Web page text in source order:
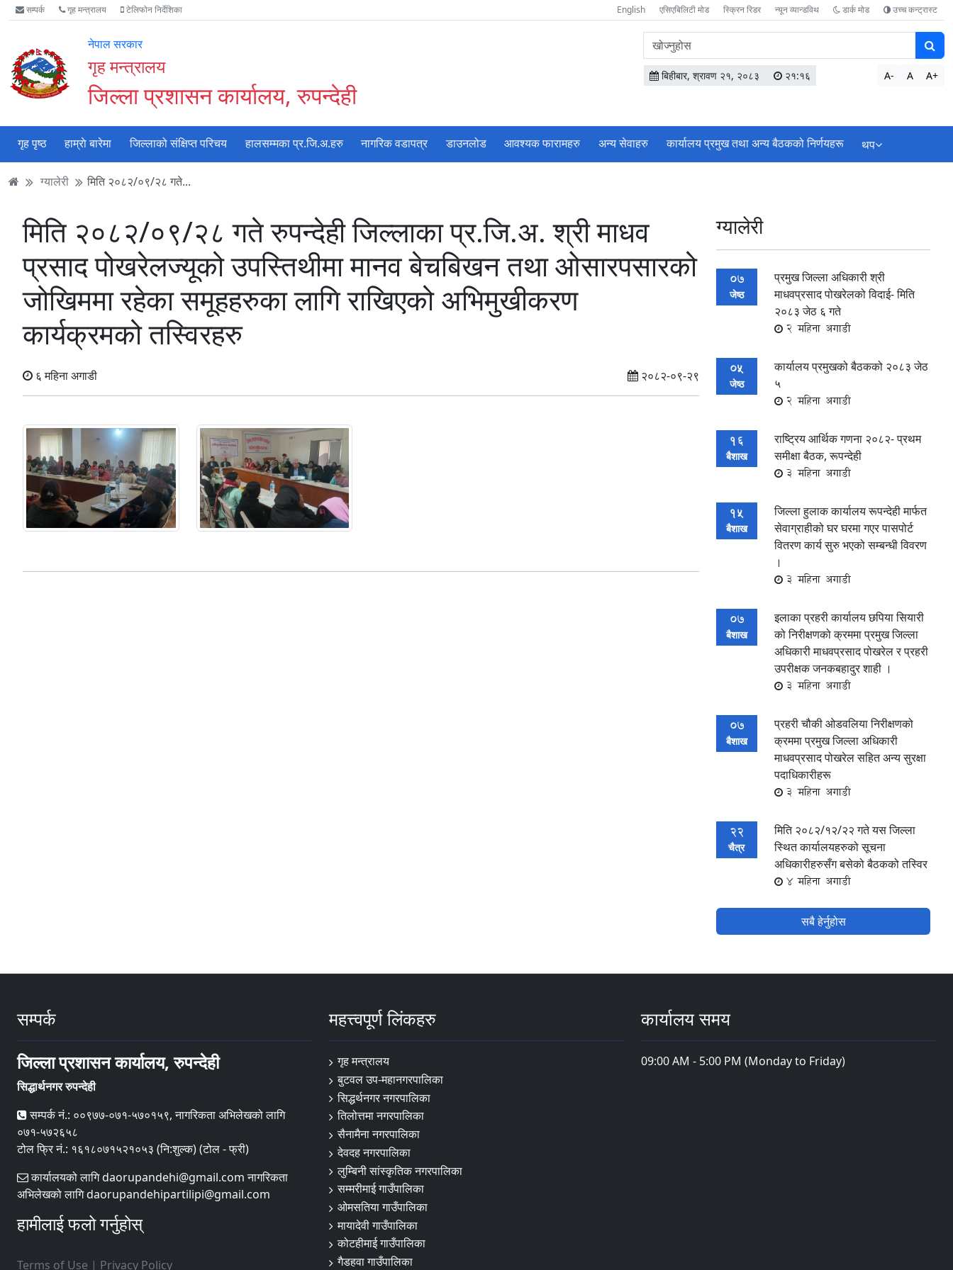
Accessibility
Mode
गर्नुहोस्
मुख्य
सामाग्री
मुख्य
नेभिगेसन
वेबसाइट
खोजमा
सम्पर्क गृह मन्त्रालय टेलिफोन निर्देशिका English एसिएबिलिटी मोड स्क्रिन रिडर न्यून व्यान्डविथ डार्क मोड उच्च कन्ट्रास्ट
नेपाल सरकार
गृह मन्त्रालय
जिल्ला प्रशासन कार्यालय, रुपन्देही
वेबसाइटमा
सामग्री
खोज्नुहोस
बिहीबार, श्रावण २१, २०८३ २१:१६ A- A A+
गृह पृष्ठ हाम्राे बारेमा जिल्लाको संक्षिप्त परिचय हालसम्मका प्र.जि.अ.हरु नागरिक वडापत्र डाउनलोड आवश्यक फारामहरु अन्य सेवाहरु कार्यालय प्रमुख तथा अन्य बैठकको निर्णयहरू थप
ग्यालेरी मिति २०८२/०९/२८ गते...
मिति २०८२/०९/२८ गते रुपन्देही जिल्लाका प्र.जि.अ. श्री माधव
प्रसाद पोखरेलज्यूको उपस्तिथीमा मानव बेचबिखन तथा ओसारपसारको
जोखिममा रहेका समूहहरुका लागि राखिएको अभिमुखीकरण
कार्यक्रमको तस्विरहरु
६ महिना अगाडी २०८२-०९-२९
ग्यालेरी
07
जेष्ठ
प्रमुख जिल्ला अधिकारी श्री
माधवप्रसाद पोखरेलको विदाई- मिति
२०८३ जेठ ६ गते
2 महिना अगाडी
05
जेष्ठ
कार्यालय प्रमुखको बैठकको २०८३ जेठ
५
2 महिना अगाडी
16
बैशाख
राष्ट्रिय आर्थिक गणना २०८२- प्रथम
समीक्षा बैठक, रूपन्देही
3 महिना अगाडी
15
बैशाख
जिल्ला हुलाक कार्यालय रूपन्देही मार्फत
सेवाग्राहीको घर घरमा गएर पासपोर्ट
वितरण कार्य सुरु भएको सम्बन्धी विवरण
।
3 महिना अगाडी
07
बैशाख
इलाका प्रहरी कार्यालय छपिया सियारी
को निरीक्षणको क्रममा प्रमुख जिल्ला
अधिकारी माधवप्रसाद पोखरेल र प्रहरी
उपरीक्षक जनकबहादुर शाही ।
3 महिना अगाडी
07
बैशाख
प्रहरी चौकी ओडवलिया निरीक्षणको
क्रममा प्रमुख जिल्ला अधिकारी
माधवप्रसाद पोखरेल सहित अन्य सुरक्षा
पदाधिकारीहरू
3 महिना अगाडी
22
चैत्र
मिति २०८२/१२/२२ गते यस जिल्ला
स्थित कार्यालयहरुको सूचना
अधिकारीहरुसँग बसेको बैठकको तस्विर
4 महिना अगाडी
सबै हेर्नुहोस
सम्पर्क
जिल्ला प्रशासन कार्यालय, रुपन्देही
सिद्धार्थनगर रुपन्देही
सम्पर्क नं.: ००९७७-०७१-५७०१५९, नागरिकता अभिलेखको लागि
०७१-५७२६५८
टोल फ्रि नं.: १६१८०७१५२१०५३ (नि:शुल्क) (टोल - फ्री)
कार्यालयको लागि daorupandehi@gmail.com नागरिकता
अभिलेखको लागि daorupandehipartilipi@gmail.com
हामीलाई फलो गर्नुहोस्
Terms of Use | Privacy Policy
महत्त्वपूर्ण लिंकहरु
गृह मन्त्रालय
बुटवल उप-महानगरपालिका
सिद्धर्थनगर नगरपालिका
तिलोत्तमा नगरपालिका
सैनामैना नगरपालिका
देवदह नगरपालिका
लुम्बिनी सांस्कृतिक नगरपालिका
सम्मरीमाई गाउँपालिका
ओमसतिया गाउँपालिका
मायादेवी गाउँपालिका
कोटहीमाई गाउँपालिका
गैडहवा गाउँपालिका
कार्यालय समय
09:00 AM - 5:00 PM (Monday to Friday)